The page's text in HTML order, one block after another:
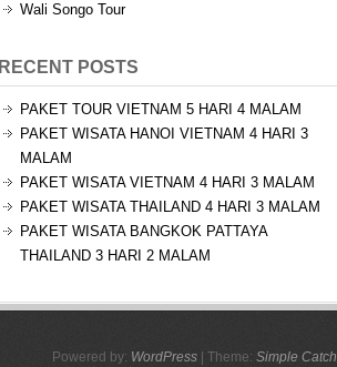
Wali Songo Tour
RECENT POSTS
PAKET TOUR VIETNAM 5 HARI 4 MALAM
PAKET WISATA HANOI VIETNAM 4 HARI 3
MALAM
PAKET WISATA VIETNAM 4 HARI 3 MALAM
PAKET WISATA THAILAND 4 HARI 3 MALAM
PAKET WISATA BANGKOK PATTAYA
THAILAND 3 HARI 2 MALAM
Powered by: WordPress | Theme: Simple Catch